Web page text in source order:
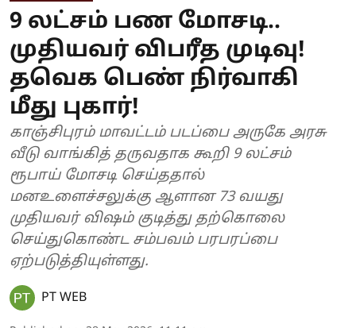
9 லட்சம் பண மோசடி..
முதியவர் விபரீத முடிவு!
தவெக பெண் நிர்வாகி
மீது புகார்!
காஞ்சிபுரம் மாவட்டம் படப்பை அருகே அரசு
வீடு வாங்கித் தருவதாக கூறி 9 லட்சம்
ரூபாய் மோசடி செய்ததால்
மனஉளைச்சலுக்கு ஆளான 73 வயது
முதியவர் விஷம் குடித்து தற்கொலை
செய்துகொண்ட சம்பவம் பரபரப்பை
ஏற்படுத்தியுள்ளது.
PT WEB